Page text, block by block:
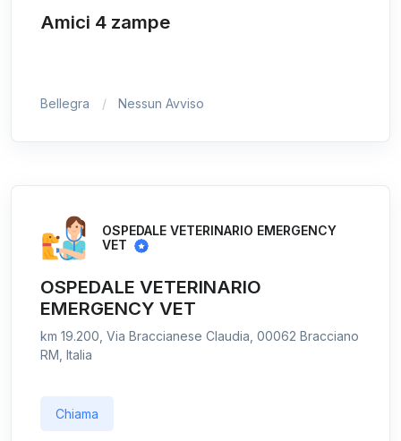
Amici 4 zampe
Bellegra Nessun Avviso
OSPEDALE VETERINARIO EMERGENCY
VET
OSPEDALE VETERINARIO
EMERGENCY VET
km 19.200, Via Braccianese Claudia, 00062 Bracciano
RM, Italia
Chiama